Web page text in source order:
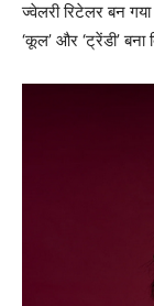
ज्वेलरी रिटेलर बन
‘कूल’ और ‘ट्रेंडी’ बना